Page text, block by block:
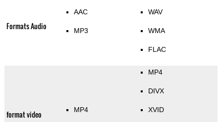
Formats Audio
AAC
MP3
WAV
WMA
FLAC
format video MP4
MP4
DIVX
XVID